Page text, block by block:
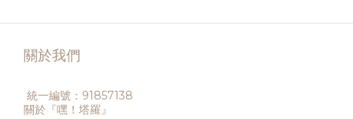
關於我們
統一編號：91857138
關於『嘿！塔羅』